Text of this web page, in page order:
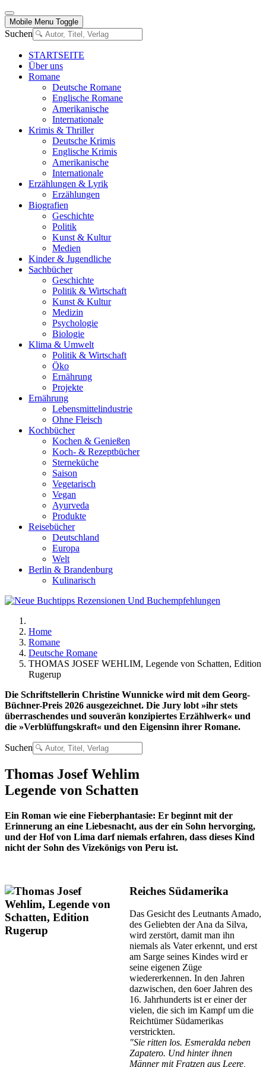
Mobile Menu Toggle
Suchen
STARTSEITE
Über uns
Romane
Deutsche Romane
Englische Romane
Amerikanische
Internationale
Krimis & Thriller
Deutsche Krimis
Englische Krimis
Amerikanische
Internationale
Erzählungen & Lyrik
Erzählungen
Biografien
Geschichte
Politik
Kunst & Kultur
Medien
Kinder & Jugendliche
Sachbücher
Geschichte
Politik & Wirtschaft
Kunst & Kultur
Medizin
Psychologie
Biologie
Klima & Umwelt
Politik & Wirtschaft
Öko
Ernährung
Projekte
Ernährung
Lebensmittelindustrie
Ohne Fleisch
Kochbücher
Kochen & Genießen
Koch- & Rezeptbücher
Sterneküche
Saison
Vegetarisch
Vegan
Ayurveda
Produkte
Reisebücher
Deutschland
Europa
Welt
Berlin & Brandenburg
Kulinarisch
Home
Romane
Deutsche Romane
THOMAS JOSEF WEHLIM, Legende von Schatten, Edition
Rugerup
Die Schriftstellerin Christine Wunnicke wird mit dem Georg-
Büchner-Preis 2026 ausgezeichnet. Die Jury lobt »ihr stets
überraschendes und souverän konzipiertes Erzählwerk« und
die »Verblüffungskraft« und den Eigensinn ihrer Romane.
Suchen
Thomas Josef Wehlim
Legende von Schatten
Ein Roman wie eine Fieberphantasie: Er beginnt mit der
Erinnerung an eine Liebesnacht, aus der ein Sohn hervorging,
und der Hof von Lima darf niemals erfahren, dass dieses Kind
nicht der Sohn des Vizekönigs von Peru ist.
Reiches Südamerika
Das Gesicht des Leutnants Amado,
des Geliebten der Ana da Silva,
wird zerstört, damit man ihn
niemals als Vater erkennt, und erst
am Sarge seines Kindes wird er
seine eigenen Züge
wiedererkennen. In den Jahren
dazwischen, den 6oer Jahren des
16. Jahrhunderts ist er einer der
vielen, die sich im Kampf um die
Reichtümer Südamerikas
verstrickten.
"Sie ritten los. Esmeralda neben
Zapatero. Und hinter ihnen
Männer mit Fratzen aus Leere,